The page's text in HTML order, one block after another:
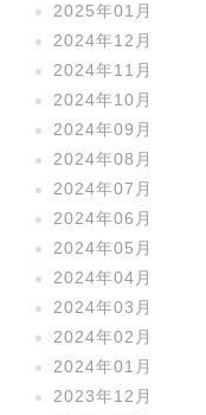
2025年01月
2024年12月
2024年11月
2024年10月
2024年09月
2024年08月
2024年07月
2024年06月
2024年05月
2024年04月
2024年03月
2024年02月
2024年01月
2023年12月